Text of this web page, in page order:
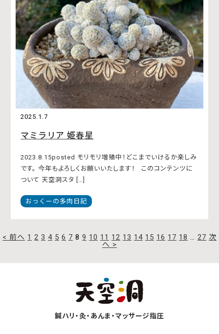
2025.1.7
マミラリア 姫春星
2023.8.15posted モリモリ増殖中！どこまでいけるか楽しみ
です。 今年もよろしくお願いいたします！ このコンテンツに
ついて 天空洞スタ […]
おっくーの多肉日記
過
事
< 前へ 1 2 3 4 5 6 7 8 9 10 11 12 13 14 15 16 17 18 … 27 次
へ >
鍼ハリ・灸・あんま・マッサージ指圧